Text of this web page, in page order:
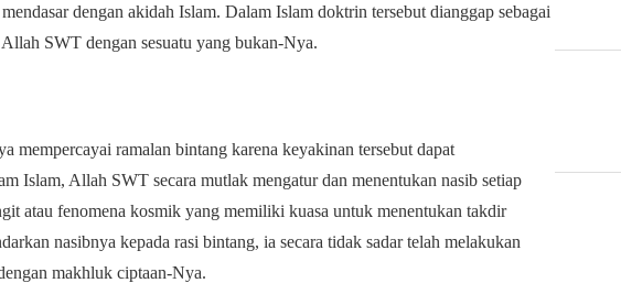
dengan akidah Islam. Dalam Islam doktrin tersebut dianggap sebagai
SWT dengan sesuatu yang bukan-Nya.
mempercayai ramalan bintang karena keyakinan tersebut dapat
Islam, Allah SWT secara mutlak mengatur dan menentukan nasib setiap
atau fenomena kosmik yang memiliki kuasa untuk menentukan takdir
nasibnya kepada rasi bintang, ia secara tidak sadar telah melakukan
makhluk ciptaan-Nya.